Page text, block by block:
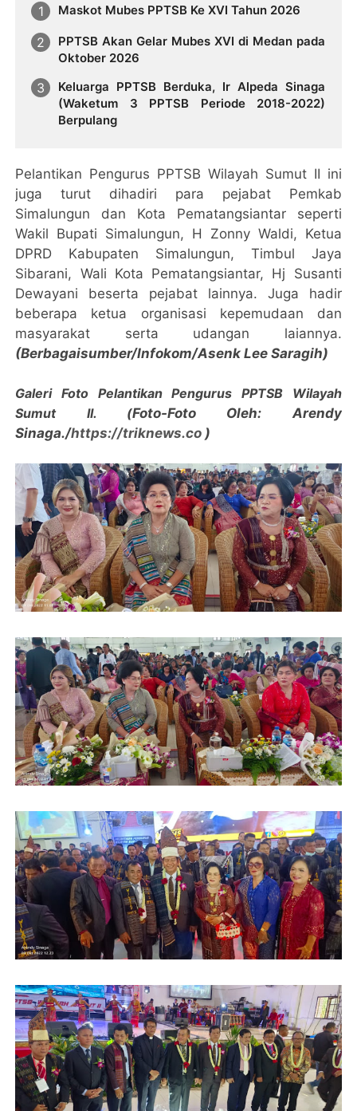
Maskot Mubes PPTSB Ke XVI Tahun 2026
PPTSB Akan Gelar Mubes XVI di Medan pada
Oktober 2026
Keluarga PPTSB Berduka, Ir Alpeda Sinaga
(Waketum 3 PPTSB Periode 2018-2022)
Berpulang
Pelantikan Pengurus PPTSB Wilayah Sumut II ini
juga turut dihadiri para pejabat Pemkab
Simalungun dan Kota Pematangsiantar seperti
Wakil Bupati Simalungun, H Zonny Waldi, Ketua
DPRD Kabupaten Simalungun, Timbul Jaya
Sibarani, Wali Kota Pematangsiantar, Hj Susanti
Dewayani beserta pejabat lainnya. Juga hadir
beberapa ketua organisasi kepemudaan dan
masyarakat serta udangan laiannya.
(Berbagaisumber/Infokom/Asenk Lee Saragih)
Galeri Foto Pelantikan Pengurus PPTSB Wilayah
Sumut II. (Foto-Foto Oleh: Arendy
Sinaga./https://triknews.co )